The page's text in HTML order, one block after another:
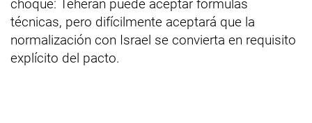
choque: Teherán puede aceptar fórmulas
técnicas, pero difícilmente aceptará que la
normalización con Israel se convierta en requisito
explícito del pacto.